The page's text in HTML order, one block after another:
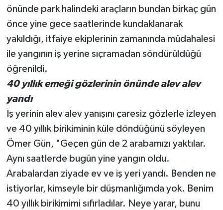
önünde park halindeki araçların bundan birkaç gün
önce yine gece saatlerinde kundaklanarak
yakıldığı, itfaiye ekiplerinin zamanında müdahalesi
ile yangının iş yerine sıçramadan söndürüldüğü
öğrenildi.
40 yıllık emeği gözlerinin önünde alev alev
yandı
İş yerinin alev alev yanışını çaresiz gözlerle izleyen
ve 40 yıllık birikiminin küle döndüğünü söyleyen
Ömer Gün, "Geçen gün de 2 arabamızı yaktılar.
Aynı saatlerde bugün yine yangın oldu.
Arabalardan ziyade ev ve iş yeri yandı. Benden ne
istiyorlar, kimseyle bir düşmanlığımda yok. Benim
40 yıllık birikimimi sıfırladılar. Neye yarar, bunu